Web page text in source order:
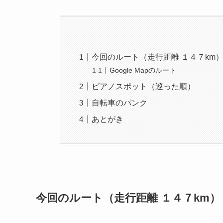
今回のルート（走行距離 １４７km
Google Mapのルート
ピアノスポット（巡った順）
自転車のパンク
あとがき
今回のルート（走行距離 １４７km）